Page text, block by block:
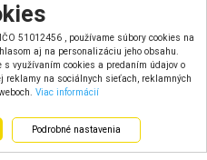
51012456 , používame súbory cookies na
aj na personalizáciu jeho obsahu.
využívaním cookies a predaním údajov o
reklamy na sociálnych sieťach, reklamných
Viac informácií
Podrobné nastavenia